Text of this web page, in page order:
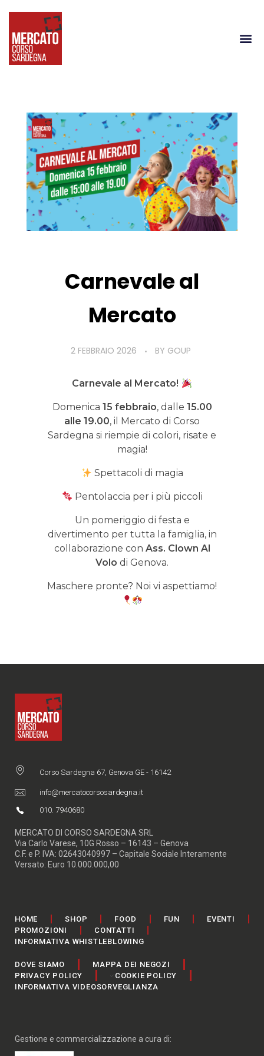
Carnevale al
Mercato
2 FEBBRAIO 2026 BY GOUP
Carnevale al Mercato!
Domenica 15 febbraio, dalle 15.00
alle 19.00, il Mercato di Corso
Sardegna si riempie di colori, risate e
magia!
Spettacoli di magia
Pentolaccia per i più piccoli
Un pomeriggio di festa e
divertimento per tutta la famiglia, in
collaborazione con Ass. Clown Al
Volo di Genova.
Maschere pronte? Noi vi aspettiamo!
Corso Sardegna 67, Genova GE - 16142
info@mercatocorsosardegna.it
010. 7940680
MERCATO DI CORSO SARDEGNA SRL
Via Carlo Varese, 10G Rosso – 16143 – Genova
C.F. e P. IVA: 02643040997 – Capitale Sociale Interamente
Versato: Euro 10.000.000,00
HOME SHOP FOOD FUN
EVENTI
PROMOZIONI
CONTATTI
INFORMATIVA WHISTLEBLOWING
DOVE SIAMO
MAPPA DEI NEGOZI
PRIVACY POLICY
COOKIE POLICY
INFORMATIVA VIDEOSORVEGLIANZA
Gestione e commercializzazione a cura di: